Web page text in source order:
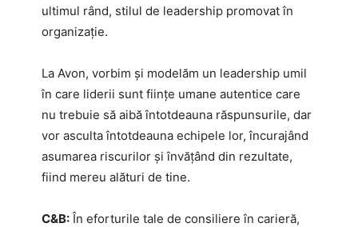
ultimul rând, stilul de leadership promovat în
organizație.
La Avon, vorbim și modelăm un leadership umil
în care liderii sunt ființe umane autentice care
nu trebuie să aibă întotdeauna răspunsurile, dar
vor asculta întotdeauna echipele lor, încurajând
asumarea riscurilor și învățând din rezultate,
fiind mereu alături de tine.
C&B: În eforturile tale de consiliere în carieră,